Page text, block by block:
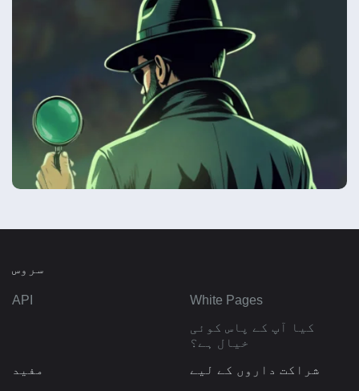
سروس
White Pages
API
کیا آپ کے پاس کوئی
خیال ہے؟
شراکت داروں کے لیے
مفید